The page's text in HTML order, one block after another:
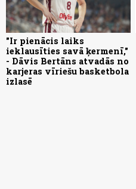
"Ir pienācis laiks
ieklausīties savā ķermenī,"
- Dāvis Bertāns atvadās no
karjeras vīriešu basketbola
izlasē